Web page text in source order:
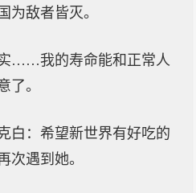
为敌者皆灭。
……我的寿命能和正常人
了。
白：希望新世界有好吃的
次遇到她。